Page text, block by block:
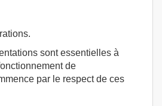
sont essentielles à
de
par le respect de ces